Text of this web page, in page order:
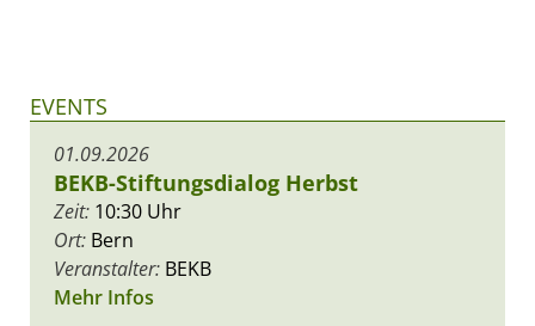
EVENTS
01.09.2026
BEKB-Stiftungsdialog Herbst
Zeit: 10:30 Uhr
Ort: Bern
Veranstalter: BEKB
Mehr Infos